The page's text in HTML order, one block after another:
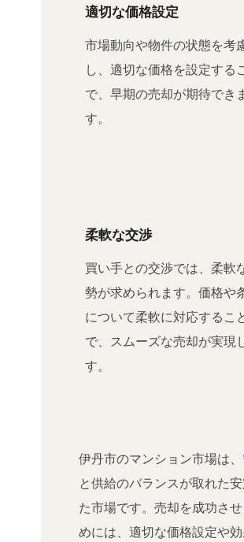
適切な価格設定
市場動向や物件の状態を考
し、適切な価格を設定する
で、早期の売却が期待でき
す。
柔軟な交渉
買い手との交渉では、柔軟
勢が求められます。価格や
について柔軟に対応するこ
で、スムーズな売却が実現
す。
伊丹市のマンション市場は
と供給のバランスが取れた
た市場です。売却を成功さ
めには、適切な価格設定や